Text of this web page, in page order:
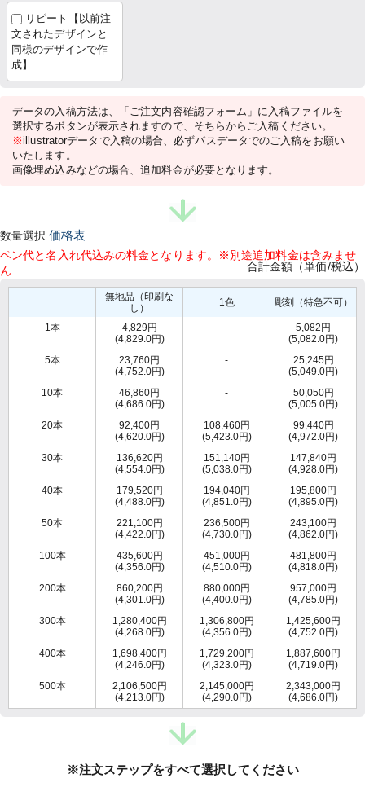
リピート【以前注
文されたデザインと
同様のデザインで作
成】
データの入稿方法は、「ご注文内容確認フォーム」に入稿ファイルを
選択するボタンが表示されますので、そちらからご入稿ください。
※illustratorデータで入稿の場合、必ずパスデータでのご入稿をお願い
いたします。
画像埋め込みなどの場合、追加料金が必要となります。
数量選択 価格表
ペン代と名入れ代込みの料金となります。※別途追加料金は含みませ
ん
合計金額（単価/税込）
無地品（印刷な
し）
1色 彫刻（特急不可）
1本
4,829円
(4,829.0円)
-
5,082円
(5,082.0円)
5本
23,760円
(4,752.0円)
-
25,245円
(5,049.0円)
10本
46,860円
(4,686.0円)
-
50,050円
(5,005.0円)
20本
92,400円
(4,620.0円)
108,460円
(5,423.0円)
99,440円
(4,972.0円)
30本
136,620円
(4,554.0円)
151,140円
(5,038.0円)
147,840円
(4,928.0円)
40本
179,520円
(4,488.0円)
194,040円
(4,851.0円)
195,800円
(4,895.0円)
50本
221,100円
(4,422.0円)
236,500円
(4,730.0円)
243,100円
(4,862.0円)
100本
435,600円
(4,356.0円)
451,000円
(4,510.0円)
481,800円
(4,818.0円)
200本
860,200円
(4,301.0円)
880,000円
(4,400.0円)
957,000円
(4,785.0円)
300本
1,280,400円
(4,268.0円)
1,306,800円
(4,356.0円)
1,425,600円
(4,752.0円)
400本
1,698,400円
(4,246.0円)
1,729,200円
(4,323.0円)
1,887,600円
(4,719.0円)
500本
2,106,500円
(4,213.0円)
2,145,000円
(4,290.0円)
2,343,000円
(4,686.0円)
※注文ステップをすべて選択してください